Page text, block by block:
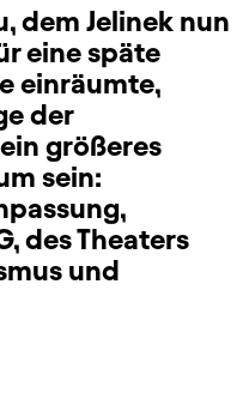
dem Jelinek nun
eine späte
einräumte,
der
größeres
sein:
des Theaters
und